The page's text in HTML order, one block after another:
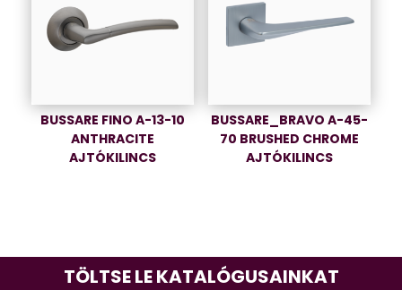
BUSSARE FINO A-13-10
ANTHRACITE
AJTÓKILINCS
BUSSARE_BRAVO A-45-
70 BRUSHED CHROME
AJTÓKILINCS
TÖLTSE LE KATALÓGUSAINKAT